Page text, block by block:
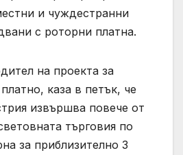
и чуждестранни
с роторни платна.
на проекта за
каза в петък, че
извършва повече от
търговия по
за приблизително 3